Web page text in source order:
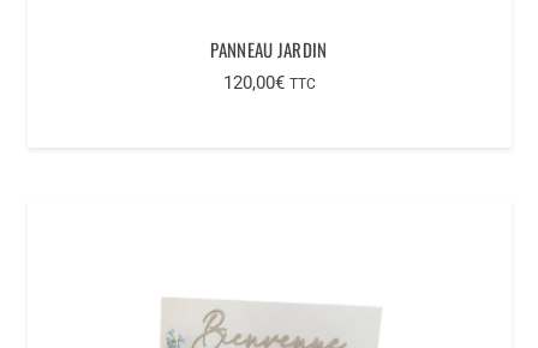
PANNEAU JARDIN
120,00€ TTC